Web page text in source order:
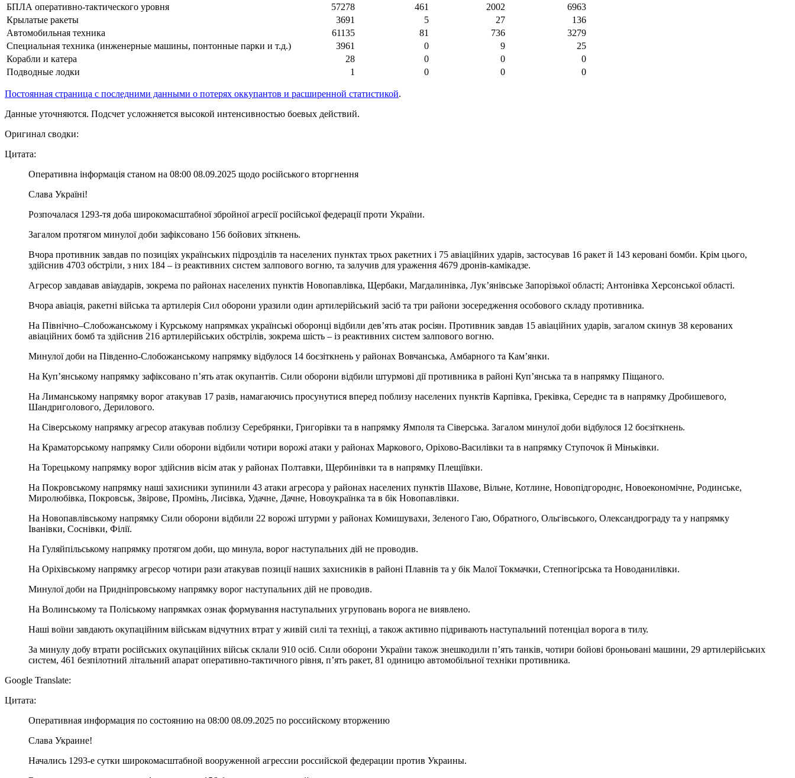
БПЛА оперативно-тактического уровня
57278 461 2002
6963
Крылатые ракеты
3691 5 27
136
Автомобильная техника
61135 81 736
3279
Специальная техника (инженерные машины, понтонные парки и т.д.)
3961 0 9
25
Корабли и катера
28 0 0
0
Подводные лодки
1 0 0 0
Постоянная страница с последними данными о потерях оккупантов и расширенной статистикой.
Данные уточняются. Подсчет усложняется высокой интенсивностью боевых действий.
Оригинал сводки:
Цитата:
Оперативна інформація станом на 08:00 08.09.2025 щодо російського вторгнення
Слава Україні!
Розпочалася 1293-тя доба широкомасштабної збройної агресії російської федерації проти України.
Загалом протягом минулої доби зафіксовано 156 бойових зіткнень.
Вчора противник завдав по позиціях українських підрозділів та населених пунктах трьох ракетних і 75 авіаційних ударів, застосував 16 ракет й 143 керовані бомби. Крім цього,
здійснив 4703 обстріли, з них 184 – із реактивних систем залпового вогню, та залучив для ураження 4679 дронів-камікадзе.
Агресор завдавав авіаударів, зокрема по районах населених пунктів Новопавлівка, Щербаки, Магдалинівка, Лук’янівське Запорізької області; Антонівка Херсонської області.
Вчора авіація, ракетні війська та артилерія Сил оборони уразили один артилерійський засіб та три райони зосередження особового складу противника.
На Північно–Слобожанському і Курському напрямках українські оборонці відбили дев’ять атак росіян. Противник завдав 15 авіаційних ударів, загалом скинув 38 керованих
авіаційних бомб та здійснив 216 артилерійських обстрілів, зокрема шість – із реактивних систем залпового вогню.
Минулої доби на Південно-Слобожанському напрямку відбулося 14 боєзіткнень у районах Вовчанська, Амбарного та Кам’янки.
На Куп’янському напрямку зафіксовано п’ять атак окупантів. Сили оборони відбили штурмові дії противника в районі Куп’янська та в напрямку Піщаного.
На Лиманському напрямку ворог атакував 17 разів, намагаючись просунутися вперед поблизу населених пунктів Карпівка, Греківка, Середнє та в напрямку Дробишевого,
Шандриголового, Дерилового.
На Сіверському напрямку агресор атакував поблизу Серебрянки, Григорівки та в напрямку Ямполя та Сіверська. Загалом минулої доби відбулося 12 боєзіткнень.
На Краматорському напрямку Сили оборони відбили чотири ворожі атаки у районах Маркового, Оріхово-Василівки та в напрямку Ступочок й Міньківки.
На Торецькому напрямку ворог здійснив вісім атак у районах Полтавки, Щербинівки та в напрямку Плещіївки.
На Покровському напрямку наші захисники зупинили 43 атаки агресора у районах населених пунктів Шахове, Вільне, Котлине, Новопідгороднє, Новоекономічне, Родинське,
Миролюбівка, Покровськ, Звірове, Промінь, Лисівка, Удачне, Дачне, Новоукраїнка та в бік Новопавлівки.
На Новопавлівському напрямку Сили оборони відбили 22 ворожі штурми у районах Комишувахи, Зеленого Гаю, Обратного, Ольгівського, Олександрограду та у напрямку
Іванівки, Соснівки, Філії.
На Гуляйпільському напрямку протягом доби, що минула, ворог наступальних дій не проводив.
На Оріхівському напрямку агресор чотири рази атакував позиції наших захисників в районі Плавнів та у бік Малої Токмачки, Степногірська та Новоданилівки.
Минулої доби на Придніпровському напрямку ворог наступальних дій не проводив.
На Волинському та Поліському напрямках ознак формування наступальних угруповань ворога не виявлено.
Наші воїни завдають окупаційним військам відчутних втрат у живій силі та техніці, а також активно підривають наступальний потенціал ворога в тилу.
За минулу добу втрати російських окупаційних військ склали 910 осіб. Сили оборони України також знешкодили п’ять танків, чотири бойові броньовані машини, 29 артилерійських
систем, 461 безпілотний літальний апарат оперативно-тактичного рівня, п’ять ракет, 81 одиницю автомобільної техніки противника.
Google Translate:
Цитата:
Оперативная информация по состоянию на 08:00 08.09.2025 по российскому вторжению
Слава Украине!
Начались 1293-е сутки широкомасштабной вооруженной агрессии российской федерации против Украины.